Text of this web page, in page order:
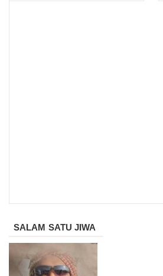
SALAM SATU JIWA